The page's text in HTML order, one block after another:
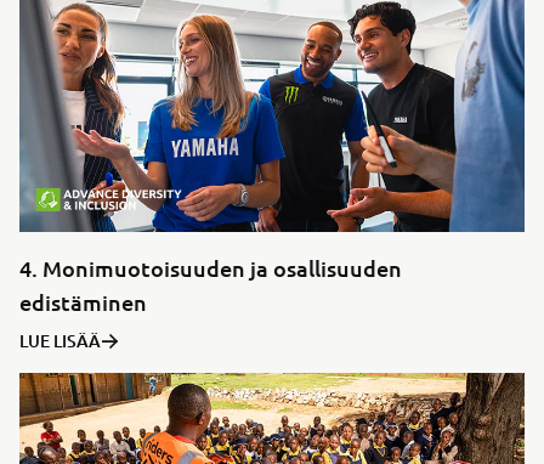
4. Monimuotoisuuden ja osallisuuden
edistäminen
LUE LISÄÄ